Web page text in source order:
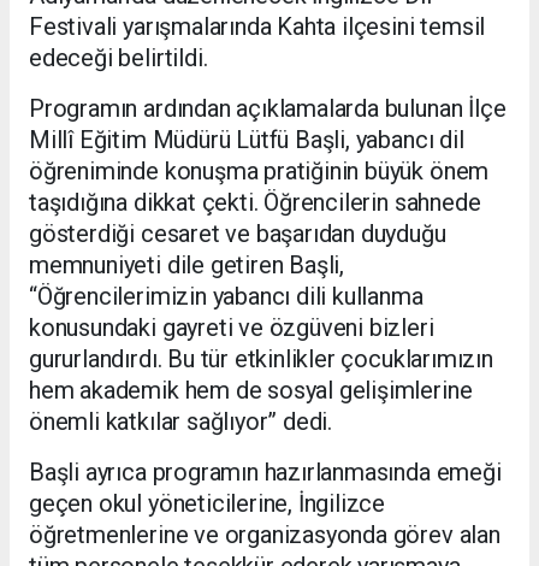
Festivali yarışmalarında Kahta ilçesini temsil
edeceği belirtildi.
Programın ardından açıklamalarda bulunan İlçe
Millî Eğitim Müdürü Lütfü Başli, yabancı dil
öğreniminde konuşma pratiğinin büyük önem
taşıdığına dikkat çekti. Öğrencilerin sahnede
gösterdiği cesaret ve başarıdan duyduğu
memnuniyeti dile getiren Başli,
“Öğrencilerimizin yabancı dili kullanma
konusundaki gayreti ve özgüveni bizleri
gururlandırdı. Bu tür etkinlikler çocuklarımızın
hem akademik hem de sosyal gelişimlerine
önemli katkılar sağlıyor” dedi.
Başli ayrıca programın hazırlanmasında emeği
geçen okul yöneticilerine, İngilizce
öğretmenlerine ve organizasyonda görev alan